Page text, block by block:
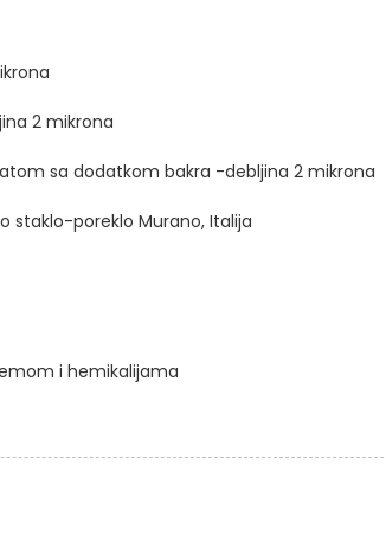
2 mikrona
sa dodatkom bakra -debljina 2 mikrona
staklo-poreklo Murano, Italija
i hemikalijama